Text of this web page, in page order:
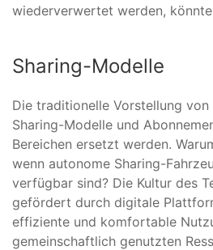
wiederverwertet werden,
Sharing-Modelle
Die traditionelle Vorstellung
Sharing-Modelle und
Bereichen ersetzt werden.
wenn autonome Sharing-
verfügbar sind? Die Kultur des
gefördert durch digitale
effiziente und komfortable
gemeinschaftlich genutzten